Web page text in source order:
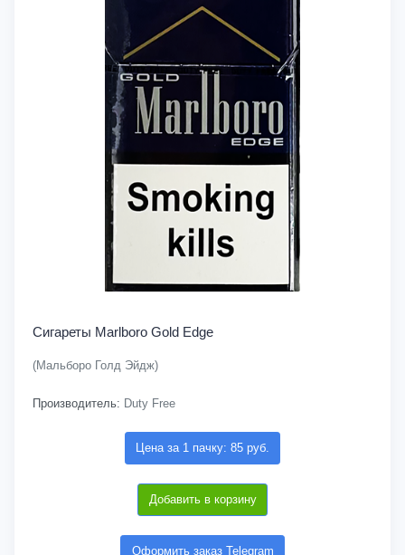
Сигареты Marlboro Gold Edge
(Мальборо Голд Эйдж)
Производитель: Duty Free
Цена за 1 пачку: 85 руб.
Добавить в корзину
Оформить заказ Telegram